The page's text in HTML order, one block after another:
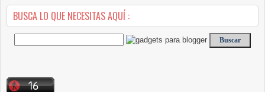
BUSCA LO QUE NECESITAS AQUÍ :